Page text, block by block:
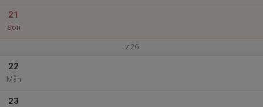
21
Sön
v.26
22
Mån
23